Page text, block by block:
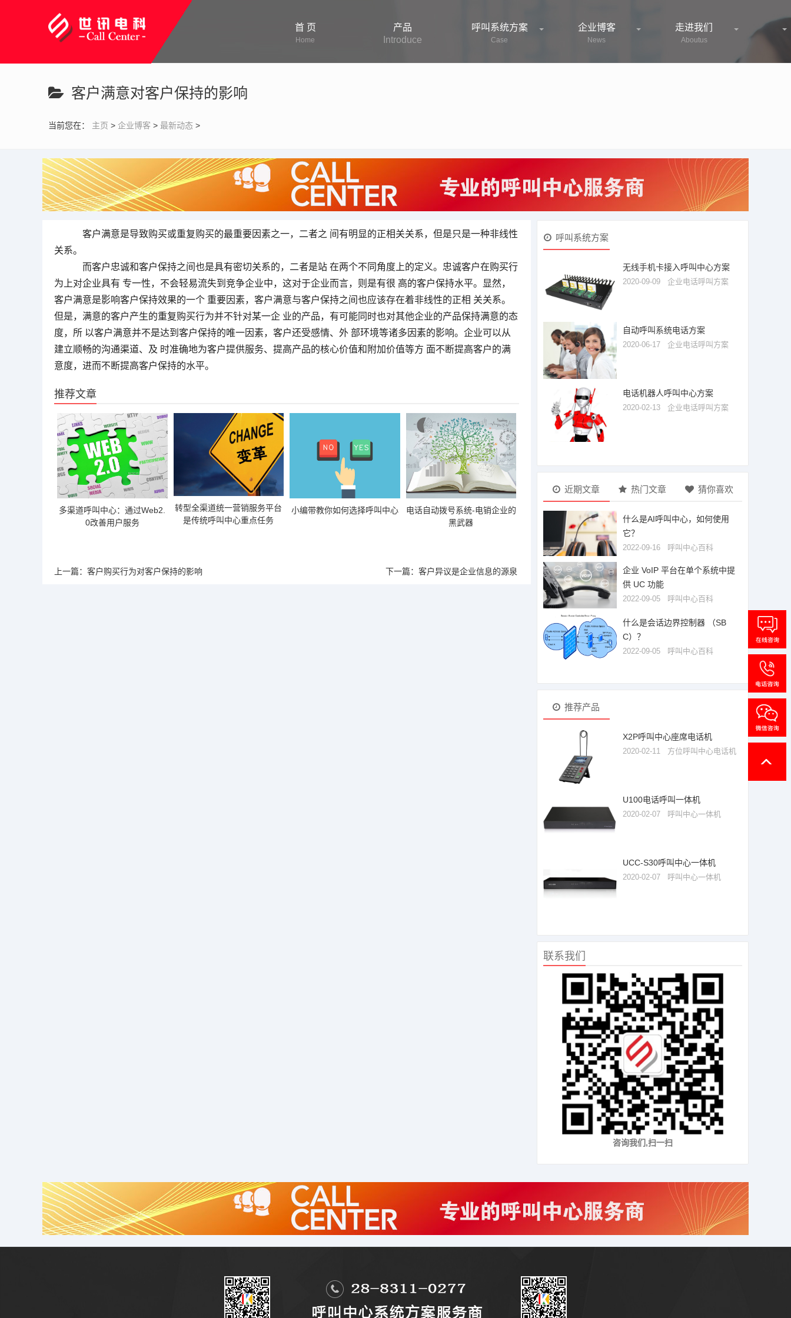
首 页
Home
产品
Introduce
呼叫系统方案
Case
企业博客
News
走进我们
Aboutus
客户满意对客户保持的影响
当前您在： 主页 > 企业博客 > 最新动态 >
客户满意是导致购买或重复购买的最重要因素之一，二者之 间有明显的正相关关系，但是只是一种非线性
关系。
而客户忠诚和客户保持之间也是具有密切关系的，二者是站 在两个不同角度上的定义。忠诚客户在购买行
为上对企业具有 专一性，不会轻易流失到竞争企业中，这对于企业而言，则是有很 高的客户保持水平。显然，
客户满意是影响客户保持效果的一个 重要因素，客户满意与客户保持之间也应该存在着非线性的正相 关关系。
但是，满意的客户产生的重复购买行为并不针对某一企 业的产品，有可能同时也对其他企业的产品保持满意的态
度，所 以客户满意并不是达到客户保持的唯一因素，客户还受感情、外 部环境等诸多因素的影响。企业可以从
建立顺畅的沟通渠道、及 时准确地为客户提供服务、提高产品的核心价值和附加价值等方 面不断提高客户的满
意度，进而不断提高客户保持的水平。
推荐文章
多渠道呼叫中心：通过Web2.
0改善用户服务
转型全渠道统一营销服务平台
是传统呼叫中心重点任务
小编带教你如何选择呼叫中心
电话自动拨号系统-电销企业的
黑武器
上一篇：客户购买行为对客户保持的影响 下一篇：客户异议是企业信息的源泉
呼叫系统方案
无线手机卡接入呼叫中心方案
2020-09-09 企业电话呼叫方案
自动呼叫系统电话方案
2020-06-17 企业电话呼叫方案
电话机器人呼叫中心方案
2020-02-13 企业电话呼叫方案
近期文章 热门文章 猜你喜欢
什么是AI呼叫中心，如何使用
它？
2022-09-16 呼叫中心百科
企业 VoIP 平台在单个系统中提
供 UC 功能
2022-09-05 呼叫中心百科
什么是会话边界控制器 （SB
C）？
2022-09-05 呼叫中心百科
推荐产品
X2P呼叫中心座席电话机
2020-02-11 方位呼叫中心电话机
U100电话呼叫一体机
2020-02-07 呼叫中心一体机
UCC-S30呼叫中心一体机
2020-02-07 呼叫中心一体机
联系我们
咨询我们,扫一扫